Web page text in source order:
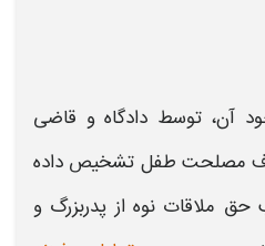
آن، توسط دادگاه و قاضی
مصلحت طفل تشخیص داده
ملاقات نوه از پدربزرگ و